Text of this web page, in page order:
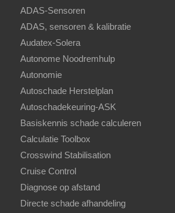
ADAS-Sensoren
ADAS, sensoren & kalibratie
Audatex-Solera
Autonome Noodremhulp
Autonomie
Autoschade Herstelplan
Autoschadekeuring-ASK
Basiskennis schade calculeren
Calculatie Toolbox
Crosswind Stabilisation
Cruise Control
Diagnose op afstand
Directe schade afhandeling